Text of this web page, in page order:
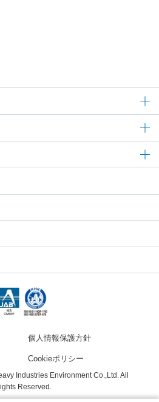
個人情報保護方針
Cookieポリシー
Industries Environment Co.,Ltd. All
Reserved.